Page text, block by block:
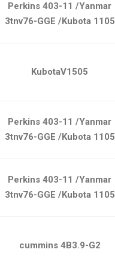
Perkins 403-11 /Yanmar
3tnv76-GGE /Kubota 1105
KubotaV1505
Perkins 403-11 /Yanmar
3tnv76-GGE /Kubota 1105
Perkins 403-11 /Yanmar
3tnv76-GGE /Kubota 1105
cummins 4B3.9-G2